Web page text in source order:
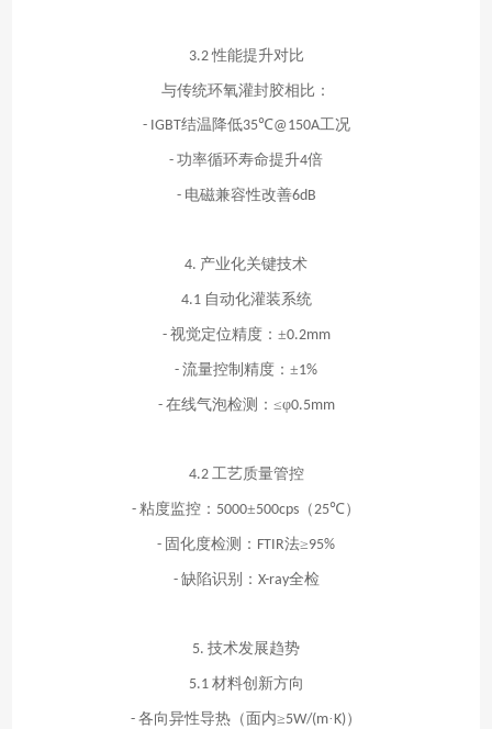
3.2性能提升对比
与传统环氧灌封胶相比：
- IGBT结温降低35℃@150A工况
- 功率循环寿命提升4倍
- 电磁兼容性改善6dB
4. 产业化关键技术
4.1 自动化灌装系统
- 视觉定位精度：±0.2mm
- 流量控制精度：±1%
- 在线气泡检测：≤φ0.5mm
4.2 工艺质量管控
- 粘度监控： 5000±500cps （25℃）
- 固化度检测： FTIR法≥95%
- 缺陷识别： X-ray全检
5. 技术发展趋势
5.1 材料创新方向
- 各向异性导热（面内≥5W/(m·K)）